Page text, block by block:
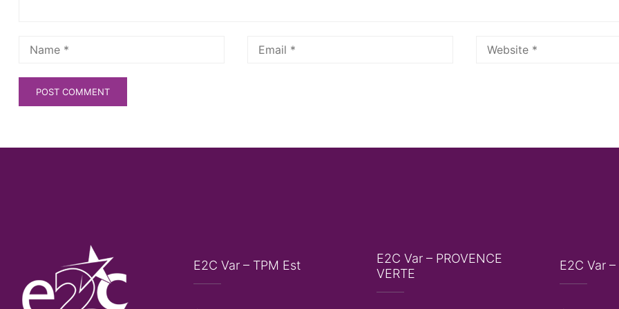
E2C Var – TPM Est
E2C Var – PROVENCE
VERTE
E2C Var –